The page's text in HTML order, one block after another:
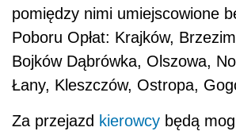
pomiędzy nimi umiejscowione
Poboru Opłat: Krajków,
Bojków Dąbrówka, Olszowa,
Łany, Kleszczów, Ostropa,
Za przejazd kierowcy będą